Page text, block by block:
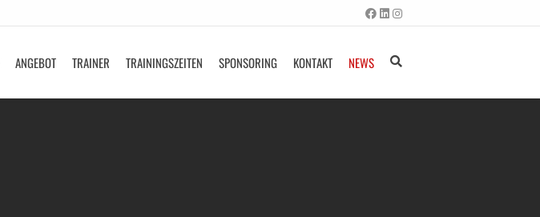
ANGEBOT TRAINER TRAININGSZEITEN SPONSORING KONTAKT NEWS